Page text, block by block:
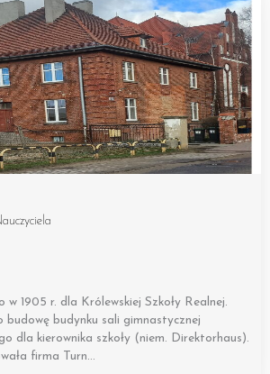
w 1905 r. dla Królewskiej Szkoły Realnej.
budowę budynku sali gimnastycznej
dla kierownika szkoły (niem. Direktorhaus).
firma Turn…